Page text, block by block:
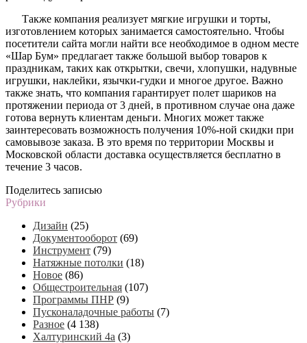
Также компания реализует мягкие игрушки и торты,
изготовлением которых занимается самостоятельно. Чтобы
посетители сайта могли найти все необходимое в одном месте
«Шар Бум» предлагает также большой выбор товаров к
праздникам, таких как открытки, свечи, хлопушки, надувные
игрушки, наклейки, язычки-гудки и многое другое. Важно
также знать, что компания гарантирует полет шариков на
протяжении периода от 3 дней, в противном случае она даже
готова вернуть клиентам деньги. Многих может также
заинтересовать возможность получения 10%-ной скидки при
самовывозе заказа. В это время по территории Москвы и
Московской области доставка осуществляется бесплатно в
течение 3 часов.
Поделитесь записью
Рубрики
Дизайн (25)
Документооборот (69)
Инструмент (79)
Натяжные потолки (18)
Новое (86)
Общестроительная (107)
Программы ПНР (9)
Пусконаладочные работы (7)
Разное (4 138)
Халтуринский 4а (3)